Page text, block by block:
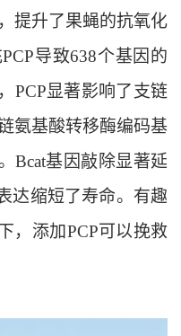
提升了果蝇的抗氧化
导致638个基因的
PCP显著影响了支链
氨基酸转移酶编码基
Bcat基因敲除显著延
达缩短了寿命。有趣
，添加PCP可以挽救